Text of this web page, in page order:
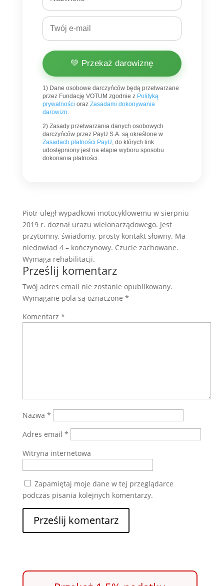
💚 Przekaż darowiznę
1) Dane osobowe darczyńców będą przetwarzane
przez Fundację VOTUM zgodnie z Polityką
prywatności oraz Zasadami dokonywania
darowizn.
2) Zasady przetwarzania danych osobowych
darczyńców przez PayU S.A. są określone w
Zasadach płatności PayU, do których link
udostępniony jest na etapie wyboru sposobu
dokonania płatności.
Piotr uległ wypadkowi motocyklowemu w sierpniu
2019 r. doznał urazu wielonarządowego. Jest
przytomny, świadomy, prosty kontakt słowny. Ma
niedowład 4 – kończynowy. Czucie zachowane.
Wymaga rehabilitacji.
Prześlij komentarz
Twój adres email nie zostanie opublikowany.
Wymagane pola są oznaczone *
Komentarz *
Nazwa *
Adres email *
Witryna internetowa
Zapamiętaj moje dane w tej przeglądarce
podczas pisania kolejnych komentarzy.